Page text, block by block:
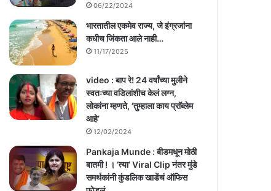
06/22/2024
भारतातील एकमेव राज्य, जे इंग्रजांना
कधीच जिंकता आले नाही…
11/17/2025
video : बाप रे! 24 वर्षांच्या मुलीने
स्वतःच्या वडिलांशीच केलं लग्न,
लोकांना म्हणते, ‘तुम्हाला काय प्राॅब्लेम
आहे’
12/02/2024
Pankaja Munde : बीडमधून मोठी
बातमी ! । ‘त्या’ Viral Clip नंतर मुंडे
समर्थकांनी कुंडलिक खाडेंचं ऑफिस